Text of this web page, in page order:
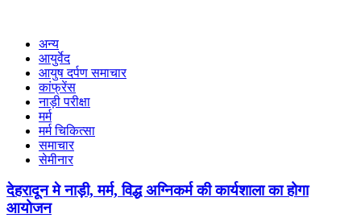
अन्य
आयुर्वेद
आयुष दर्पण समाचार
कांफ्रेंस
नाड़ी परीक्षा
मर्म
मर्म चिकित्सा
समाचार
सेमीनार
देहरादून मे नाड़ी, मर्म, विद्ध अग्निकर्म की कार्यशाला का होगा
आयोजन